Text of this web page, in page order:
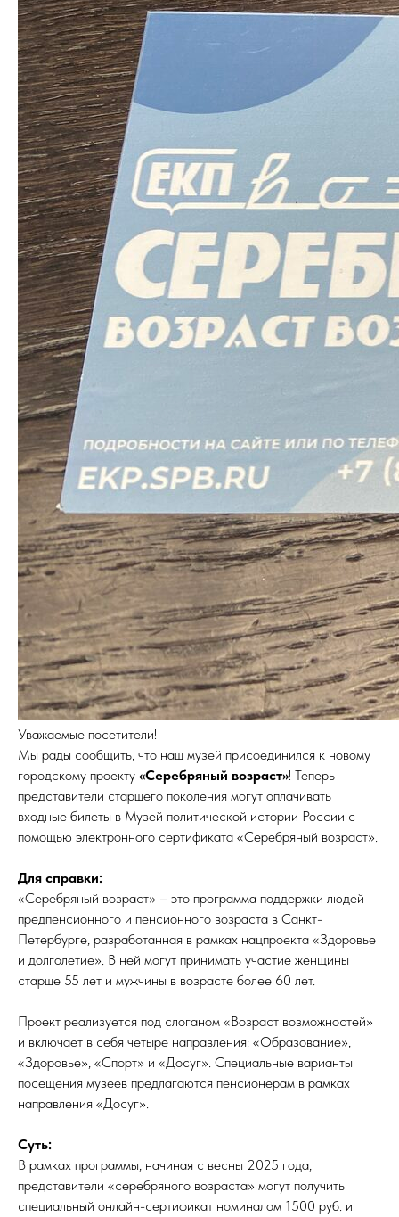
Уважаемые посетители!
Мы рады сообщить, что наш музей присоединился к новому
городскому проекту «Серебряный возраст»! Теперь
представители старшего поколения могут оплачивать
входные билеты в Музей политической истории России с
помощью электронного сертификата «Серебряный возраст».
Для справки:
«Серебряный возраст» – это программа поддержки людей
предпенсионного и пенсионного возраста в Санкт-
Петербурге, разработанная в рамках нацпроекта «Здоровье
и долголетие». В ней могут принимать участие женщины
старше 55 лет и мужчины в возрасте более 60 лет.
Проект реализуется под слоганом «Возраст возможностей»
и включает в себя четыре направления: «Образование»,
«Здоровье», «Спорт» и «Досуг». Специальные варианты
посещения музеев предлагаются пенсионерам в рамках
направления «Досуг».
Суть:
В рамках программы, начиная с весны 2025 года,
представители «серебряного возраста» могут получить
специальный онлайн-сертификат номиналом 1500 руб. и